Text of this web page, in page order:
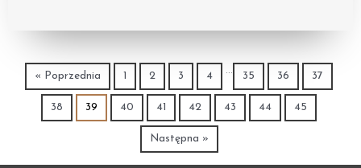
« Poprzednia 1 2 3 4
…
35 36 37
38 39 40 41 42 43 44 45
Następna »